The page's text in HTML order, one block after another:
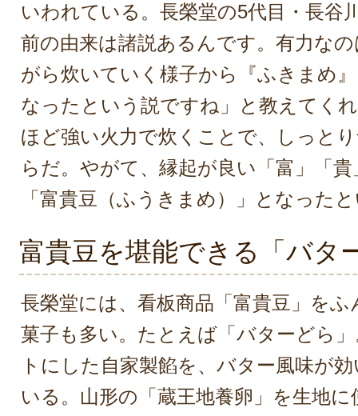
いわれている。長榮堂の5代目・長谷
前の由来は諸説あるんです。有力な
がら炊いていく様子から『ふきまめ
なったという説ですね」と教えてく
ほど強い火力で炊くことで、しっと
らだ。やがて、縁起が良い「富」「
「富貴豆（ふうきまめ）」となった
富貴豆を堪能できる「バタ
長榮堂には、看板商品「富貴豆」を
菓子も多い。たとえば「バターどら
トにした自家製餡を、バター風味が
いる。山形の「蔵王地養卵」を生地